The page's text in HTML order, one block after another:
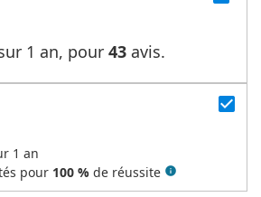
1 an, pour 43 avis.
check_box
1 an
pour 100 % de réussite info